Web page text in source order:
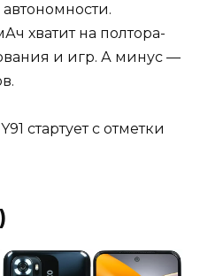
хватит на полтора-
и игр. А минус —
стартует с отметки